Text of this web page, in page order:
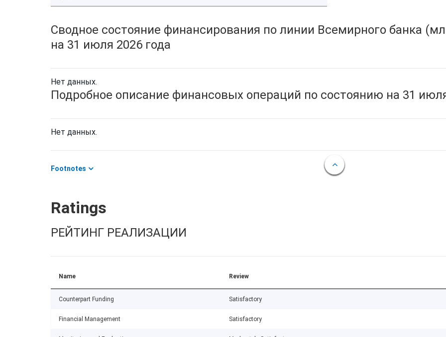
Сводное состояние финансирования по линии Всемирного банка
на 31 июля 2026 года
Нет данных.
Подробное описание финансовых операций по состоянию на 31
Нет данных.
Footnotes
Ratings
РЕЙТИНГ РЕАЛИЗАЦИИ
Name Review
Counterpart Funding Satisfactory
Financial Management Satisfactory